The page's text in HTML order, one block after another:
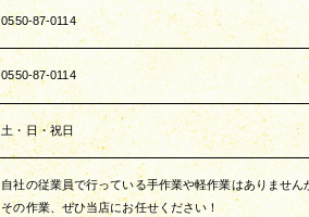
0550-87-0114
0550-87-0114
土・日・祝日
自社の従業員で行っている手作業や軽作業はありません
その作業、ぜひ当店にお任せください！